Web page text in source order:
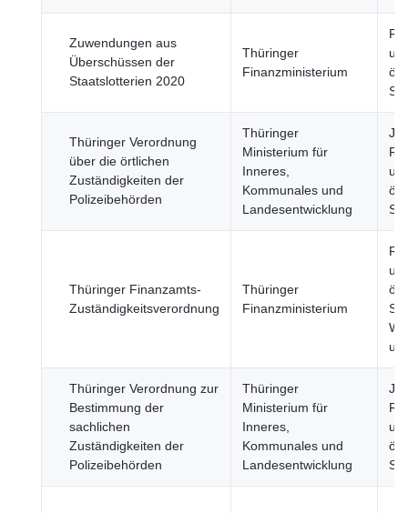
Zuwendungen aus
Überschüssen der
Staatslotterien 2020
Thüringer
Finanzministerium
Thüringer Verordnung
über die örtlichen
Zuständigkeiten der
Polizeibehörden
Thüringer
Ministerium für
Inneres,
Kommunales und
Landesentwicklung
Thüringer Finanzamts-
Zuständigkeitsverordnung
Thüringer
Finanzministerium
Thüringer Verordnung zur
Bestimmung der
sachlichen
Zuständigkeiten der
Polizeibehörden
Thüringer
Ministerium für
Inneres,
Kommunales und
Landesentwicklung